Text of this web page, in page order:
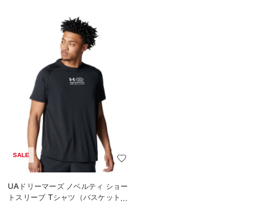
SALE
UAドリーマーズ ノベルティ ショー
トスリーブ Tシャツ（バスケットボ